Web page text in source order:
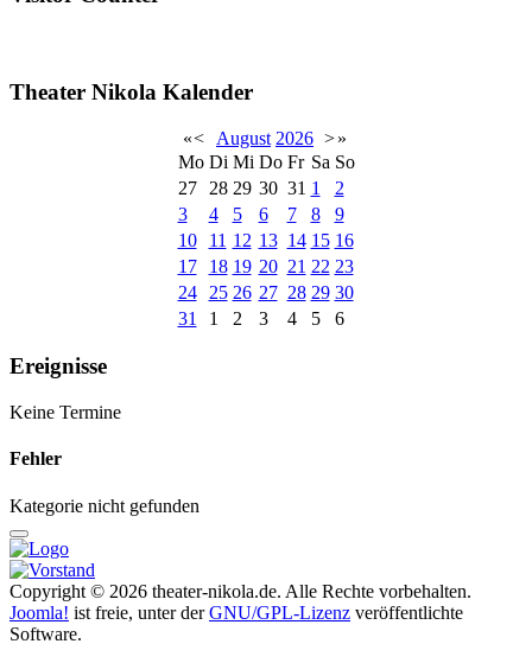
Theater Nikola Kalender
«< August 2026 >»
Mo Di Mi Do Fr Sa So
27
28 29 30 31 1
2
3
4 5 6 7 8
9
10
11 12 13 14 15 16
17
18 19 20 21 22 23
24
25 26 27 28 29 30
31
1 2 3 4 5 6
Ereignisse
Keine Termine
Fehler
Kategorie nicht gefunden
Copyright © 2026 theater-nikola.de. Alle Rechte vorbehalten.
Joomla! ist freie, unter derGNU/GPL-Lizenz veröffentlichte
Software.